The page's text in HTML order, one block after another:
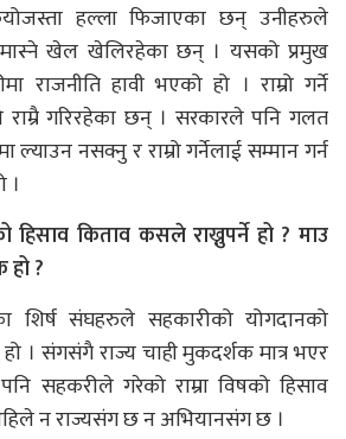
हल्ला फिजाएका छन् उनीहरुले
मास्ने खेल खेलिरहेका छन् । यसको प्रमुख
राजनीति हावी भएको हो । राम्रो गर्ने
गरिरहेका छन् । सरकारले पनि गलत
ल्याउन नसक्नु र राम्रो गर्नेलाई सम्मान गर्न
।
हिसाव किताव कसले राख्नुपर्ने हो ? माउ
हो ?
शिर्ष संघहरुले सहकारीको योगदानको
हो । संगसंगै राज्य चाही मुकदर्शक मात्र भएर
सहकरीले गरेको राम्रा विषको हिसाव
न राज्यसंग छ न अभियानसंग छ ।